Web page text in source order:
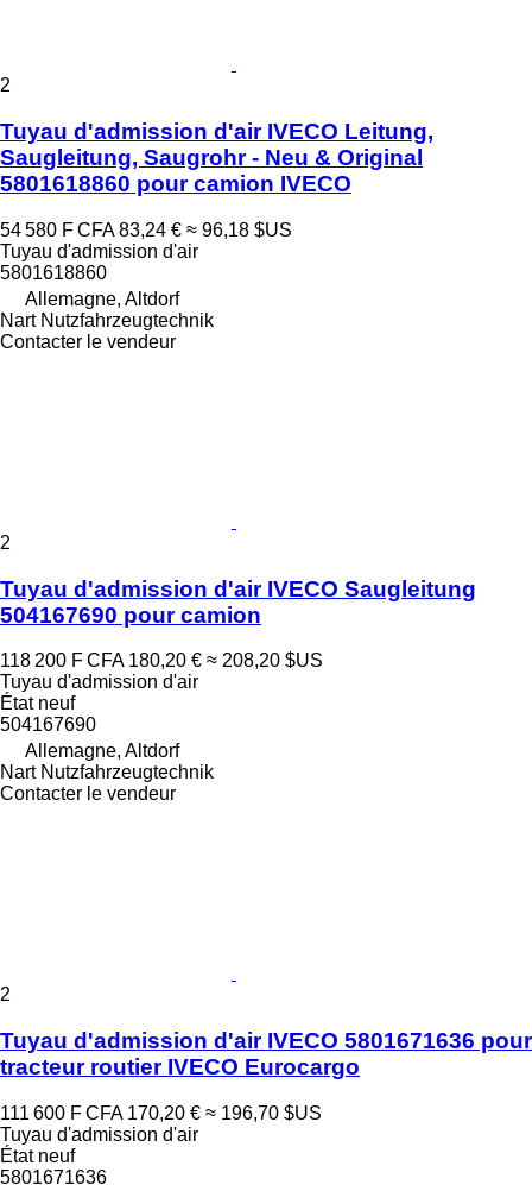
2
Tuyau d'admission d'air IVECO Leitung,
Saugleitung, Saugrohr - Neu & Original
5801618860 pour camion IVECO
54 580 F CFA 83,24 € ≈ 96,18 $US
Tuyau d'admission d'air
5801618860
Allemagne, Altdorf
Nart Nutzfahrzeugtechnik
Contacter le vendeur
2
Tuyau d'admission d'air IVECO Saugleitung
504167690 pour camion
118 200 F CFA 180,20 € ≈ 208,20 $US
Tuyau d'admission d'air
Étatneuf
504167690
Allemagne, Altdorf
Nart Nutzfahrzeugtechnik
Contacter le vendeur
2
Tuyau d'admission d'air IVECO 5801671636 pour
tracteur routier IVECO Eurocargo
111 600 F CFA 170,20 € ≈ 196,70 $US
Tuyau d'admission d'air
Étatneuf
5801671636